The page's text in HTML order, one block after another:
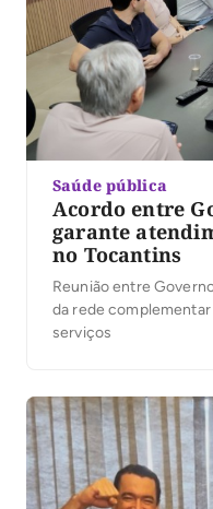
Saúde pública
Acordo entre
garante
no Tocantins
Reunião entre
da rede
serviços